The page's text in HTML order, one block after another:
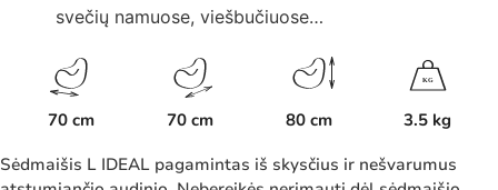
svečių namuose, viešbučiuose…
70 cm 70 cm 80 cm
KG
3.5 kg
Sėdmaišis L IDEAL pagamintas iš skysčius ir nešvarumus